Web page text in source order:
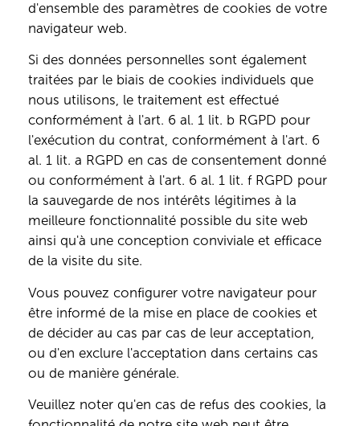
d'ensemble des paramètres de cookies de votre
navigateur web.
Si des données personnelles sont également
traitées par le biais de cookies individuels que
nous utilisons, le traitement est effectué
conformément à l'art. 6 al. 1 lit. b RGPD pour
l'exécution du contrat, conformément à l'art. 6
al. 1 lit. a RGPD en cas de consentement donné
ou conformément à l'art. 6 al. 1 lit. f RGPD pour
la sauvegarde de nos intérêts légitimes à la
meilleure fonctionnalité possible du site web
ainsi qu'à une conception conviviale et efficace
de la visite du site.
Vous pouvez configurer votre navigateur pour
être informé de la mise en place de cookies et
de décider au cas par cas de leur acceptation,
ou d'en exclure l'acceptation dans certains cas
ou de manière générale.
Veuillez noter qu'en cas de refus des cookies, la